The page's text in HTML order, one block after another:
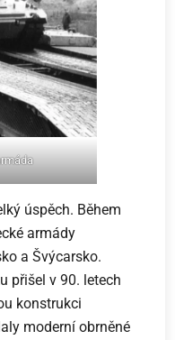
úspěch. Během
armády
a Švýcarsko.
přišel v 90. letech
konstrukci
moderní obrněné